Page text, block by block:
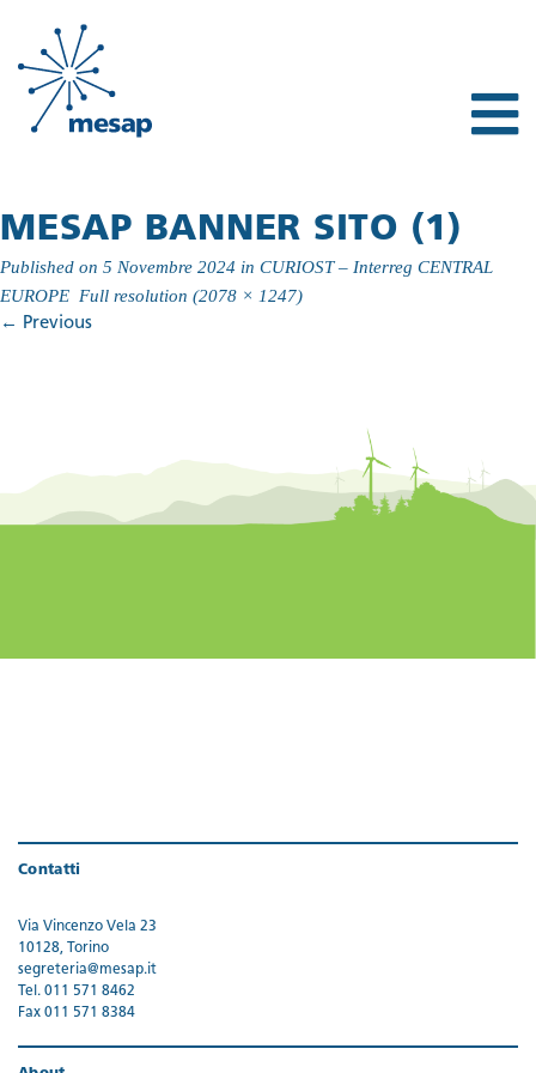
MESAP BANNER SITO (1)
Published on 5 Novembre 2024 in CURIOST – Interreg CENTRAL
EUROPE Full resolution (2078 × 1247)
← Previous
Contatti
Via Vincenzo Vela 23
10128, Torino
segreteria@mesap.it
Tel. 011 571 8462
Fax 011 571 8384